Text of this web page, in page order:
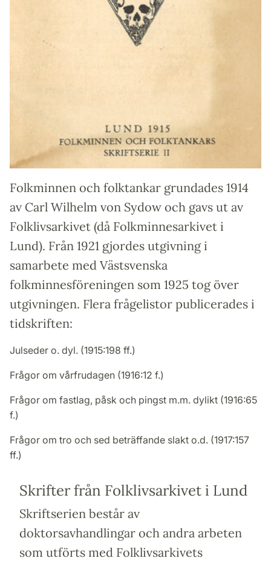
Folkminnen och folktankar grundades 1914
av Carl Wilhelm von Sydow och gavs ut av
Folklivsarkivet (då Folkminnesarkivet i
Lund). Från 1921 gjordes utgivning i
samarbete med Västsvenska
folkminnesföreningen som 1925 tog över
utgivningen. Flera frågelistor publicerades i
tidskriften:
Julseder o. dyl. (1915:198 ff.)
Frågor om vårfrudagen (1916:12 f.)
Frågor om fastlag, påsk och pingst m.m. dylikt (1916:65
f.)
Frågor om tro och sed beträffande slakt o.d. (1917:157
ff.)
Skrifter från Folklivsarkivet i Lund
Skriftserien består av
doktorsavhandlingar och andra arbeten
som utförts med Folklivsarkivets